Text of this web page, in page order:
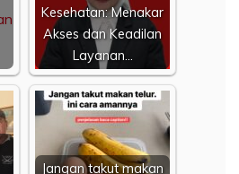
Kesehatan: Menakar
Akses dan Keadilan
Layanan…
Jangan takut makan